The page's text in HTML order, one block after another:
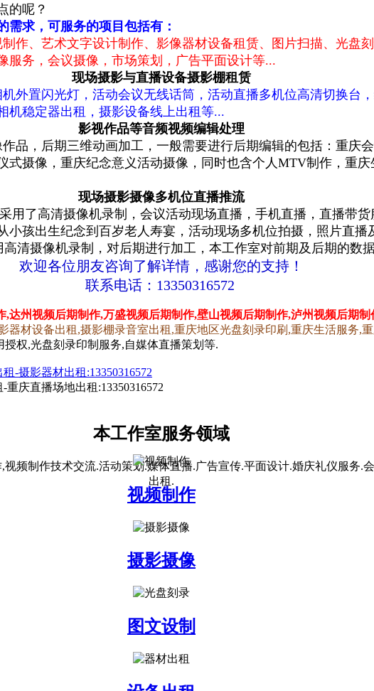
的呢？
求，可服务的项目包括有：
作、艺术文字设计制作、影像器材设备租赁、图片扫描、光盘
服务，会议摄像，市场策划，广告平面设计等...
现场摄影与直播设备摄影棚租赁
外置闪光灯，活动会议无线话筒，活动直播多机位高清切换台
机稳定器出租，摄影设备线上出租等...
影视作品等音频视频编辑处理
品， 后期三维动画加工，一般需要进行后期编辑的包括：重庆
摄像，重庆纪念意义活动摄像，同时也含个人MTV制作，重
现场摄影摄像多机位直播推流
用了高清摄像机录制， 会议活动现场直播，手机直播，直播带货
小孩出生纪念到百岁老人寿宴，活动现场多机位拍摄， 照片直播
清摄像机录制，对后期进行加工， 本工作室对前期及后期的数
欢迎各位朋友咨询了解详情，感谢您的支持！
联系电话：13350316572
,达州视频后期制作,万盛视频后期制作,壁山视频后期制作,泸州视频后期制
器材设备出租,摄影棚录音室出租,重庆地区光盘刻录印刷,重庆生活服务,
本工作室服务领域
频制作技术交流.活动策划.媒体直播.广告宣传.平面设计.婚庆礼仪服务.
出租.
视频制作
摄影摄像
图文设制